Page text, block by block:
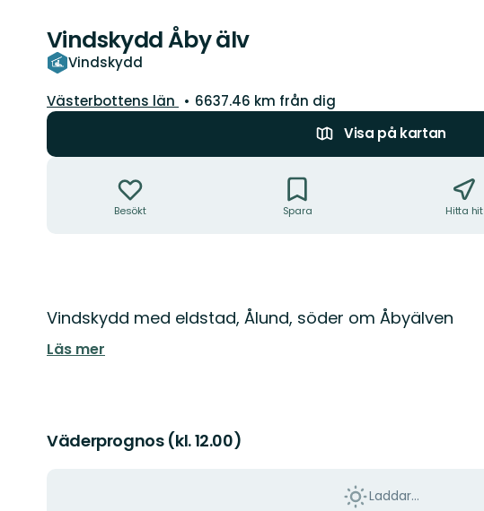
Vindskydd Åby älv
Vindskydd
Län:
Västerbottens län
6637.46 km från dig
Visa på kartan
Besökt Spara Hitta hit
Beskrivning
Vindskydd med eldstad, Ålund, söder om Åbyälven
Läs mer
Väderprognos (kl. 12.00)
Laddar...